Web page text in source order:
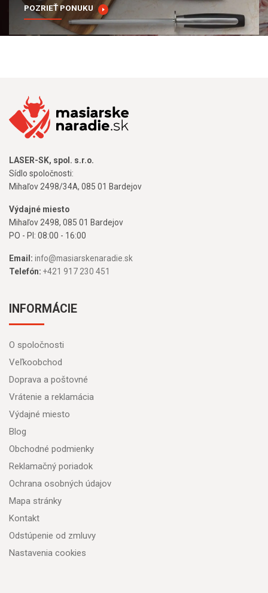
POZRIEŤ PONUKU
LASER-SK, spol. s.r.o.
Sídlo spoločnosti:
Mihaľov 2498/34A, 085 01 Bardejov
Výdajné miesto
Mihaľov 2498, 085 01 Bardejov
PO - PI: 08:00 - 16:00
Email: info@masiarskenaradie.sk
Telefón: +421 917 230 451
INFORMÁCIE
O spoločnosti
Veľkoobchod
Doprava a poštovné
Vrátenie a reklamácia
Výdajné miesto
Blog
Obchodné podmienky
Reklamačný poriadok
Ochrana osobných údajov
Mapa stránky
Kontakt
Odstúpenie od zmluvy
Nastavenia cookies